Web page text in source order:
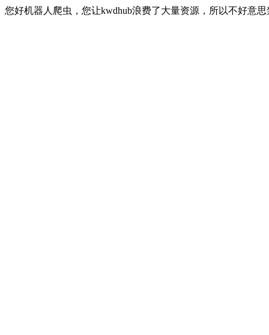
您好机器人爬虫，您让kwdhub浪费了大量资源，所以不好意